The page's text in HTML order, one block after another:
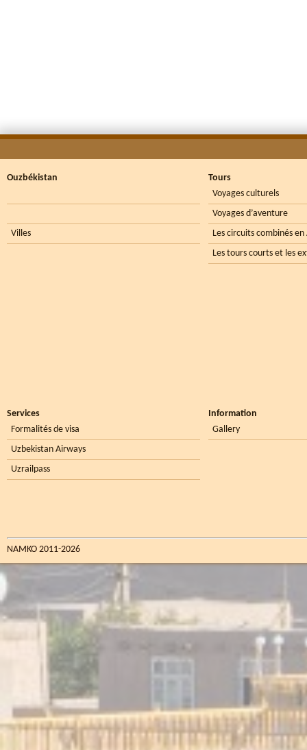
Ouzbékistan
Villes
Tours
Voyages culturels
Voyages d’aventure
Les circuits combinés
Les tours courts et les
Services
Formalités de visa
Uzbekistan Airways
Uzrailpass
Information
Gallery
NAMKO 2011-2026